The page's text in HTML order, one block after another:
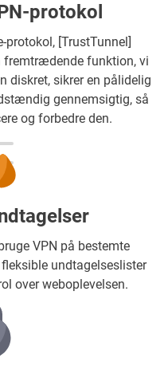
protokol
protokol, [TrustTunnel]
funktion, vi
diskret, sikrer en pålidelig
gennemsigtig, så
og forbedre den.
VPN på bestemte
undtagelseslister
over weboplevelsen.